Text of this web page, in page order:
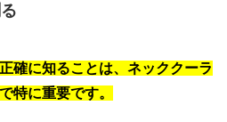
確に知ることは、ネッククーラ
特に重要です。